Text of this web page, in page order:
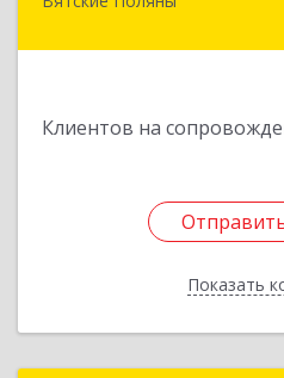
Клиентов на
Показать